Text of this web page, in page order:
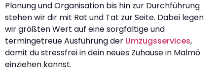
Planung und Organisation bis hin zur Durchführung
stehen wir dir mit Rat und Tat zur Seite. Dabei legen
wir größten Wert auf eine sorgfältige und
termingetreue Ausführung der Umzugsservices,
damit du stressfrei in dein neues Zuhause in Malmö
einziehen kannst.